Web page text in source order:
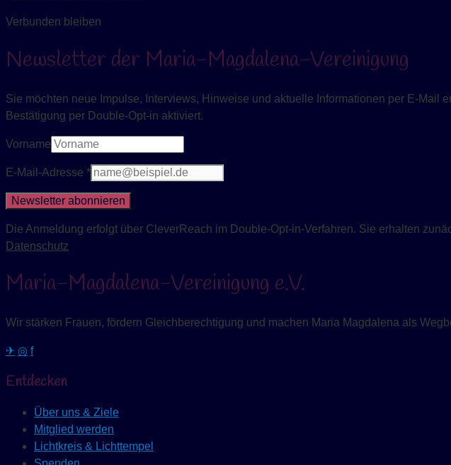
Verbunden bleiben
Newsletter der Maria-Magdalena-Vereinigung
Sie möchten neue Impulse, Interviews, Hinweise und aktuelle Informationen per E-
Bestätigung per Double-Opt-in aktiviert.
Vorname
E-Mail-Adresse *
Newsletter abonnieren
Die Anmeldung erfolgt über CleverReach im Double-Opt-in-Verfahren. Sie erhalten
Datenschutz
Maria-Magdalena-Vereinigung e.V.
Wir stärken Frauen, fördern Gleichberechtigung und machen Maria Magdalena als
✈ ◎ f
Entdecken
Über uns & Ziele
Mitglied werden
Lichtkreis & Lichttempel